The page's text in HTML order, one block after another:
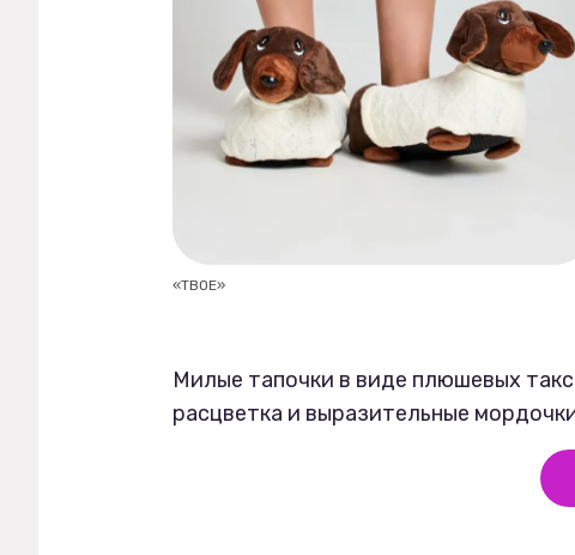
«ТВОЕ»
Милые тапочки в виде плюшевых
расцветка и выразительные